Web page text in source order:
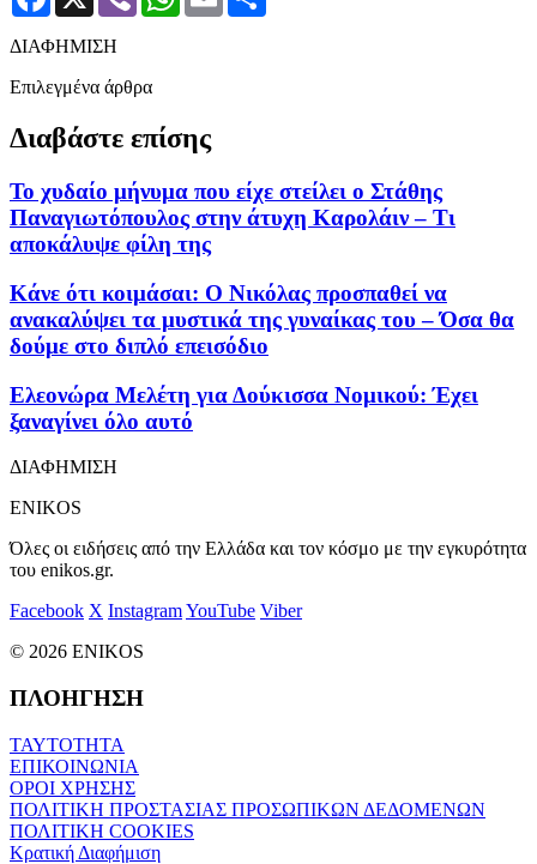
ΔΙΑΦΗΜΙΣΗ
Επιλεγμένα άρθρα
Διαβάστε επίσης
Το χυδαίο μήνυμα που είχε στείλει ο Στάθης
Παναγιωτόπουλος στην άτυχη Καρολάιν – Τι
αποκάλυψε φίλη της
Κάνε ότι κοιμάσαι: Ο Νικόλας προσπαθεί να
ανακαλύψει τα μυστικά της γυναίκας του – Όσα θα
δούμε στο διπλό επεισόδιο
Ελεονώρα Μελέτη για Δούκισσα Νομικού: Έχει
ξαναγίνει όλο αυτό
ΔΙΑΦΗΜΙΣΗ
ENIKOS
Όλες οι ειδήσεις από την Ελλάδα και τον κόσμο με την εγκυρότητα
του enikos.gr.
Facebook X InstagramYouTube Viber
© 2026 ENIKOS
ΠΛΟΗΓΗΣΗ
ΤΑΥΤΟΤΗΤΑ
ΕΠΙΚΟΙΝΩΝΙΑ
ΟΡΟΙ ΧΡΗΣΗΣ
ΠΟΛΙΤΙΚΗ ΠΡΟΣΤΑΣΙΑΣ ΠΡΟΣΩΠΙΚΩΝ ΔΕΔΟΜΕΝΩΝ
ΠΟΛΙΤΙΚΗ COOKIES
Κρατική Διαφήμιση